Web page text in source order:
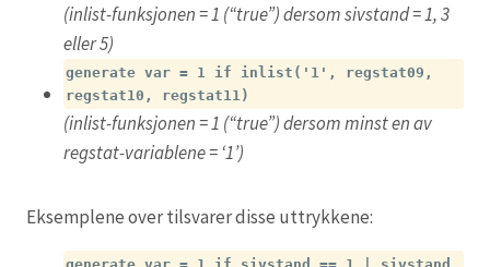
(inlist-funksjonen = 1 (“true”) dersom sivstand = 1, 3
eller 5)
generate var = 1 if inlist('1', regstat09,
regstat10, regstat11)
(inlist-funksjonen = 1 (“true”) dersom minst en av
regstat-variablene = ‘1’)
Eksemplene over tilsvarer disse uttrykkene: